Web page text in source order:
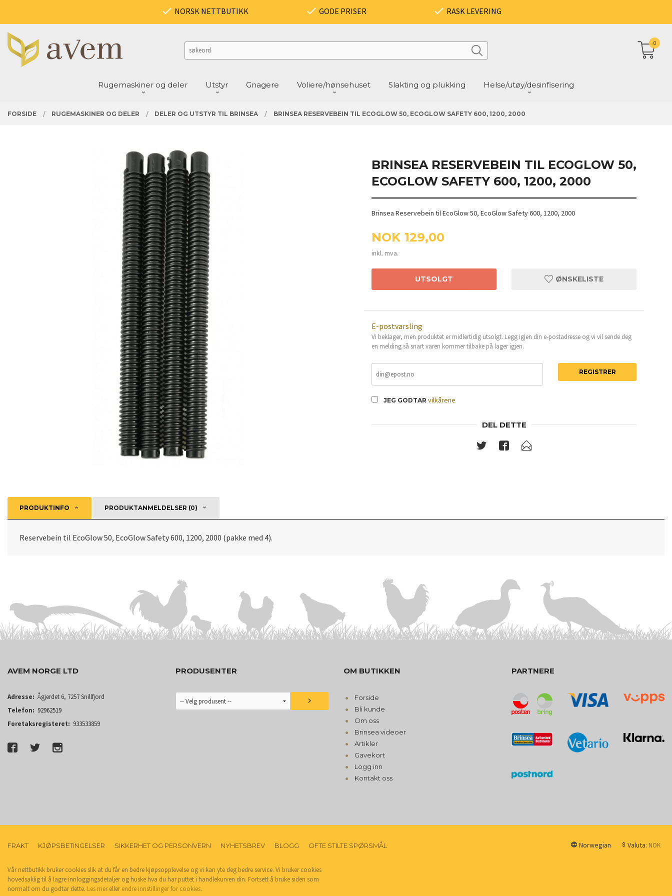
innholdet
NORSK NETTBUTIKK GODE PRISER RASK LEVERING
Rugemaskiner og deler Utstyr Gnagere Voliere/hønsehuset Slakting og plukking Helse/utøy/desinfisering
0
FORSIDE RUGEMASKINER OG DELER DELER OG UTSTYR TIL BRINSEA BRINSEA RESERVEBEIN TIL ECOGLOW 50, ECOGLOW SAFETY 600, 1200, 2000
BRINSEA RESERVEBEIN TIL ECOGLOW 50,
ECOGLOW SAFETY 600, 1200, 2000
Brinsea Reservebein til EcoGlow 50, EcoGlow Safety 600, 1200, 2000
Pris
NOK 129,00
inkl. mva.
UTSOLGT ØNSKELISTE
E-postvarsling
Vi beklager, men produktet er midlertidig utsolgt. Legg igjen din e-postadresse og vi vil sende deg
en melding så snart varen kommer tilbake på lager igjen.
JEG GODTAR vilkårene
REGISTRER
DEL DETTE
PRODUKTINFO PRODUKTANMELDELSER (0)
Reservebein til EcoGlow 50, EcoGlow Safety 600, 1200, 2000 (pakke med 4).
AVEM NORGE LTD
Adresse: Ågjerdet 6, 7257 Snillfjord
Telefon: 92962519
Foretaksregisteret: 933533859
PRODUSENTER OM BUTIKKEN
Forside
Bli kunde
Om oss
Brinsea videoer
Artikler
Gavekort
Logg inn
Kontakt oss
PARTNERE
Norwegian Valuta: NOK
FRAKT KJØPSBETINGELSER SIKKERHET OG PERSONVERN NYHETSBREV BLOGG OFTE STILTE SPØRSMÅL
Vår nettbutikk bruker cookies slik at du får en bedre kjøpsopplevelse og vi kan yte deg bedre service. Vi bruker cookies
hovedsaklig til å lagre innloggingsdetaljer og huske hva du har puttet i handlekurven din. Fortsett å bruke siden som
normalt om du godtar dette. Les merellerendre innstillinger for cookies.